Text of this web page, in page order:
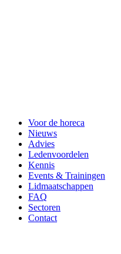
Voor de horeca
Nieuws
Advies
Ledenvoordelen
Kennis
Events & Trainingen
Lidmaatschappen
FAQ
Sectoren
Contact